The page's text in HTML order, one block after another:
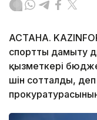
АСТАНА.
спортты дамыту
қызметкері
үшін сотталды,